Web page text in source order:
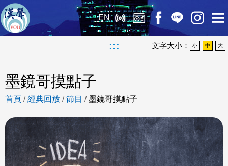
EN
::: 文字大小： 小 中 大
墨鏡哥摸點子
首頁 /經典回放 /節目 /墨鏡哥摸點子